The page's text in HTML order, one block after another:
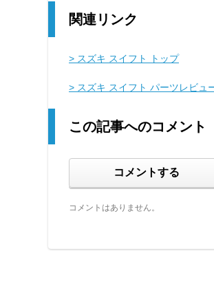
関連リンク
> スズキ スイフト トップ
> スズキ スイフト パーツレビュ
この記事へのコメント
コメントする
コメントはありません。